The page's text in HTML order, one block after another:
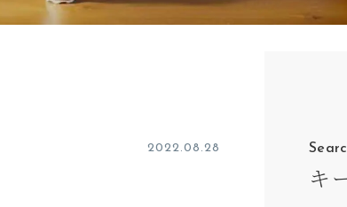
2022.08.28
キ